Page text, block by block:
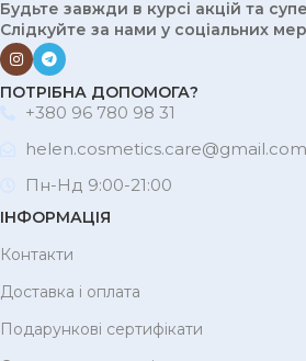
Будьте завжди в курсі акцій та
Слідкуйте за нами у соціальних
ПОТРІБНА ДОПОМОГА?
+380 96 780 98 31
helen.cosmetics.care@gmail.com
Пн-Нд 9:00-21:00
ІНФОРМАЦІЯ
Контакти
Доставка і оплата
Подарункові сертифікати